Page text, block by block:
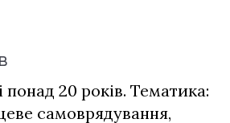
понад 20 років. Тематика:
самоврядування,